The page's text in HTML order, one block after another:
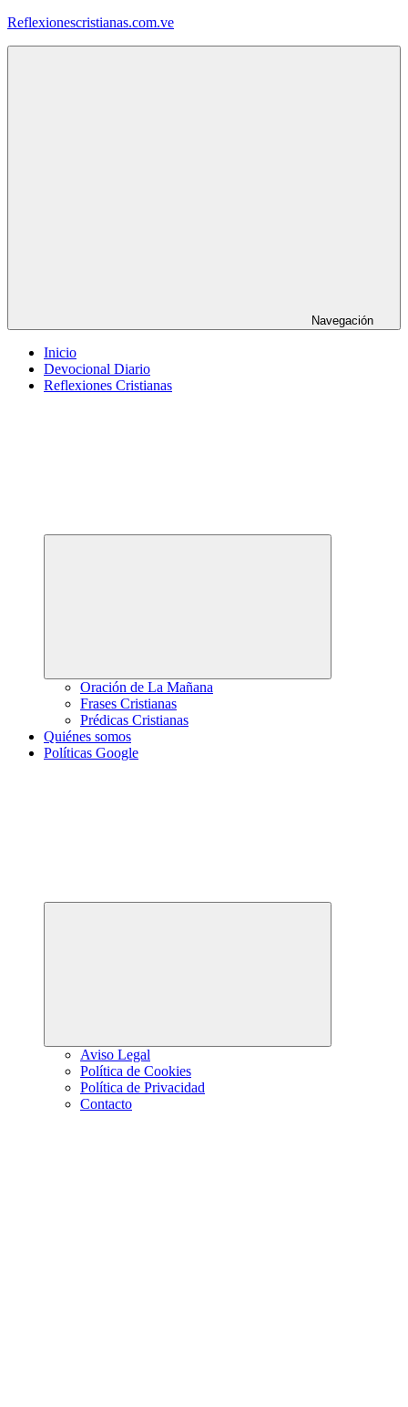
Saltar
Reflexionescristianas.com.ve
Navegación
Inicio
Devocional Diario
Reflexiones Cristianas
Oración de La Mañana
Frases Cristianas
Prédicas Cristianas
Quiénes somos
Políticas Google
Aviso Legal
Política de Cookies
Política de Privacidad
Contacto